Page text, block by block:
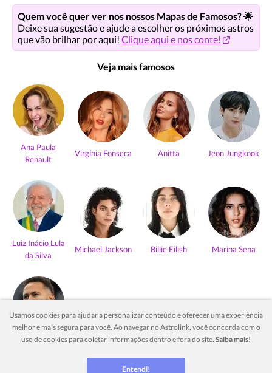
Quem você quer ver nos nossos Mapas de Famosos? 🌟
Deixe sua sugestão e ajude a escolher os próximos astros
que vão brilhar por aqui! Clique aqui e nos conte!
Veja mais famosos
Ana Paula
Renault
Virgínia Fonseca Anitta Jeon Jungkook
Luiz Inácio Lula
da Silva
Michael Jackson Billie Eilish Marina Sena
Neymar Jr
Ver mais
Usamos cookies para ajudar a personalizar conteúdo e oferecer uma experiência
melhor e mais segura para você. Ao navegar no Astrolink, você concorda com o
uso de cookies para coletar informações dentro e fora do site. Saiba mais!
Entendi!